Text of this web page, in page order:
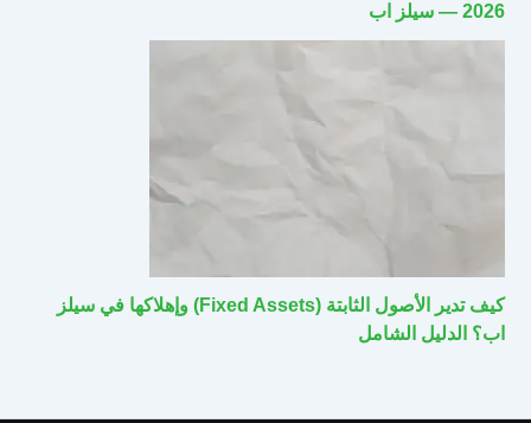
2026 — سيلز اب
كيف تدير الأصول الثابتة (Fixed Assets) وإهلاكها في سيلز
اب؟ الدليل الشامل